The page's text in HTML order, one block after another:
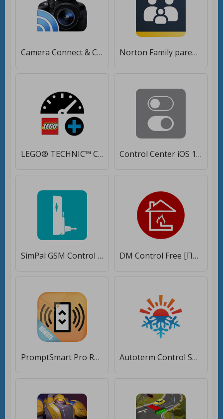
Camera Connect & Control [Premium] Norton Family parental control [Без рекламы]
LEGO® TECHNIC™ CONTROL+ [Полная версия] Control Center iOS 15 [Полная версия]
SimPal GSM Control [Без рекламы] DM Control Free [Полная версия]
PromptSmart Pro Remote Control [Premium] Autoterm Control SMS [Полная версия]